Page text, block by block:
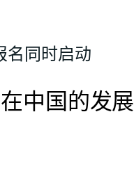
名同时启动
中国的发展